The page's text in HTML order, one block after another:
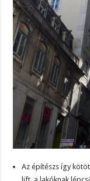
Az építészs így